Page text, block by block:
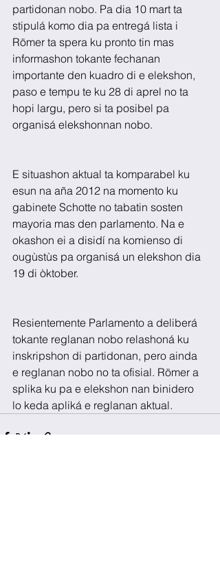
partidonan nobo. Pa dia 10 mart ta
stipulá komo dia pa entregá lista i
Römer ta spera ku pronto tin mas
informashon tokante fechanan
importante den kuadro di e elekshon,
paso e tempu te ku 28 di aprel no ta
hopi largu, pero si ta posibel pa
organisá elekshonnan nobo.
E situashon aktual ta komparabel ku
esun na aña 2012 na momento ku
gabinete Schotte no tabatin sosten
mayoria mas den parlamento. Na e
okashon ei a disidí na komienso di
ougùstùs pa organisá un elekshon dia
19 di òktober.
Resientemente Parlamento a deliberá
tokante reglanan nobo relashoná ku
inskripshon di partidonan, pero ainda
e reglanan nobo no ta ofisial. Römer a
splika ku pa e elekshon nan binidero
lo keda apliká e reglanan aktual.